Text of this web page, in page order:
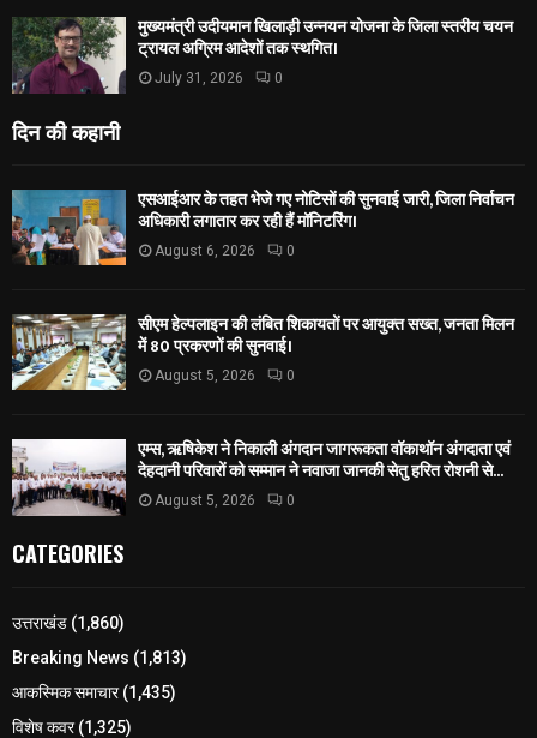
मुख्यमंत्री उदीयमान खिलाड़ी उन्नयन योजना के जिला स्तरीय चयन
ट्रायल अग्रिम आदेशों तक स्थगित।
July 31, 2026 0
दिन की कहानी
एसआईआर के तहत भेजे गए नोटिसों की सुनवाई जारी, जिला निर्वाचन
अधिकारी लगातार कर रही हैं मॉनिटरिंग।
August 6, 2026 0
सीएम हेल्पलाइन की लंबित शिकायतों पर आयुक्त सख्त, जनता मिलन
में 80 प्रकरणों की सुनवाई।
August 5, 2026 0
एम्स, ऋषिकेश ने निकाली अंगदान जागरूकता वॉकाथॉन अंगदाता एवं
देहदानी परिवारों को सम्मान ने नवाजा जानकी सेतु हरित रोशनी से...
August 5, 2026 0
CATEGORIES
उत्तराखंड (1,860)
Breaking News (1,813)
आकस्मिक समाचार(1,435)
विशेष कवर(1,325)